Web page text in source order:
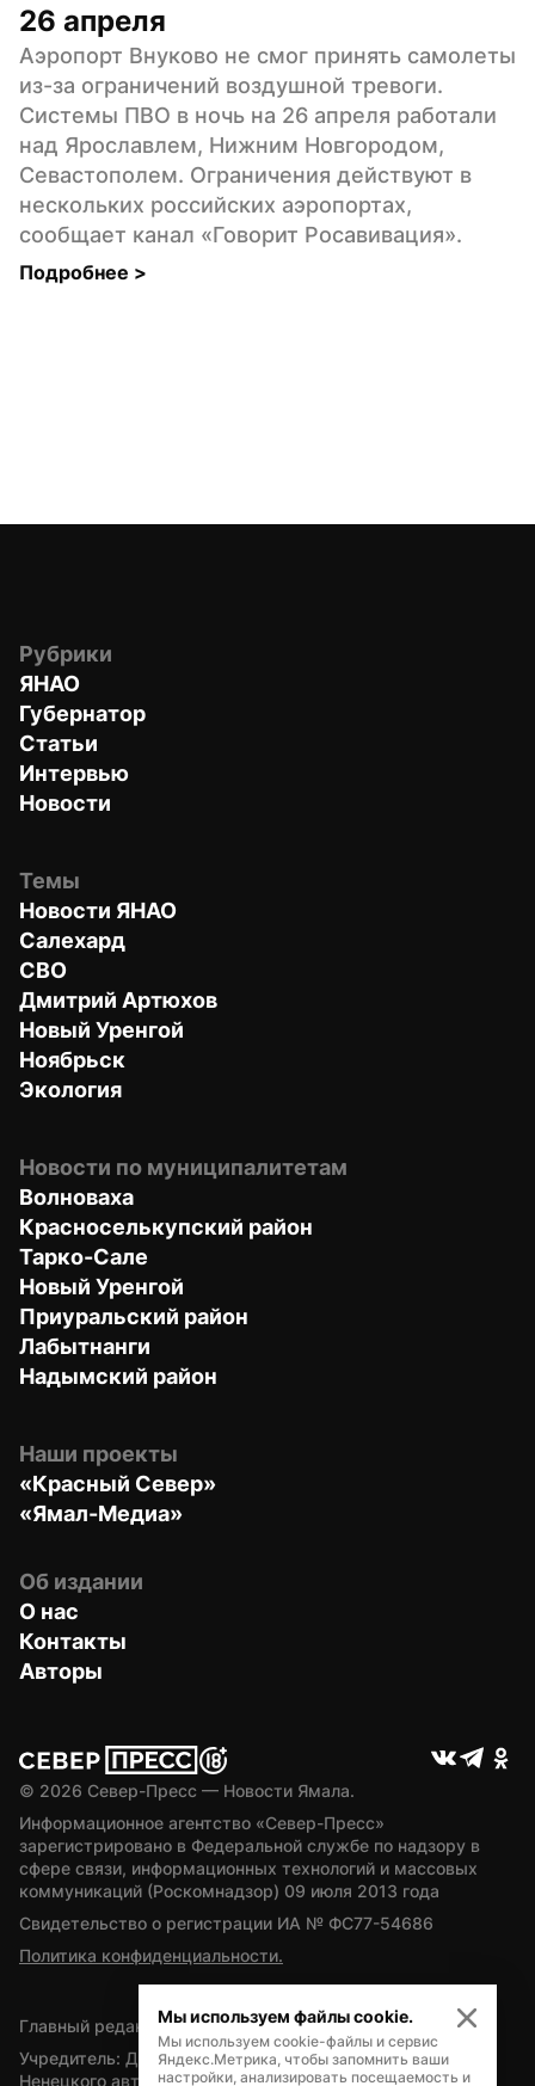
26 апреля
Аэропорт Внуково не смог принять самолеты
из-за ограничений воздушной тревоги.
Системы ПВО в ночь на 26 апреля работали
над Ярославлем, Нижним Новгородом,
Севастополем. Ограничения действуют в
нескольких российских аэропортах,
сообщает канал «Говорит Росавивация».
Подробнее >
Рубрики
ЯНАО
Губернатор
Статьи
Интервью
Новости
Темы
Новости ЯНАО
Салехард
СВО
Дмитрий Артюхов
Новый Уренгой
Ноябрьск
Экология
Новости по муниципалитетам
Волноваха
Красноселькупский район
Тарко-Сале
Новый Уренгой
Приуральский район
Лабытнанги
Надымский район
Наши проекты
«Красный Север»
«Ямал-Медиа»
Об издании
О нас
Контакты
Авторы
© 2026 Север-Пресс — Новости Ямала.
Информационное агентство «Север-Пресс»
зарегистрировано в Федеральной службе по надзору в
сфере связи, информационных технологий и массовых
коммуникаций (Роскомнадзор) 09 июля 2013 года
Свидетельство о регистрации ИА № ФС77-54686
Политика конфиденциальности.
Главный редактор — А.Л. Поздеев
Учредитель: Департамент внутренней политики Ямало-
Ненецкого автономного округа
Мы используем файлы cookie.
Мы используем cookie-файлы и сервис
Яндекс.Метрика, чтобы запомнить ваши
настройки, анализировать посещаемость и